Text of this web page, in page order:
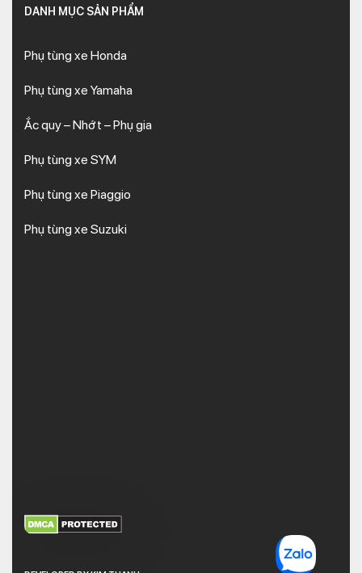
DANH MỤC SẢN PHẨM
Phụ tùng xe Honda
Phụ tùng xe Yamaha
Ắc quy – Nhớt – Phụ gia
Phụ tùng xe SYM
Phụ tùng xe Piaggio
Phụ tùng xe Suzuki
XEM THÊM